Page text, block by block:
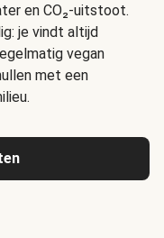
en CO₂-uitstoot.
je vindt altijd
vegan
met een